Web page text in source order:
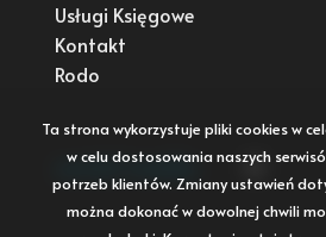
Usługi Księgowe
Kontakt
Rodo
social media
Ta strona wykorzystuje pliki cookies w
w celu dostosowania naszych
potrzeb klientów. Zmiany ustawień
można dokonać w dowolnej chwili